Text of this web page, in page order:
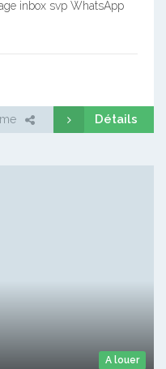
inbox svp WhatsApp
Détails
A louer